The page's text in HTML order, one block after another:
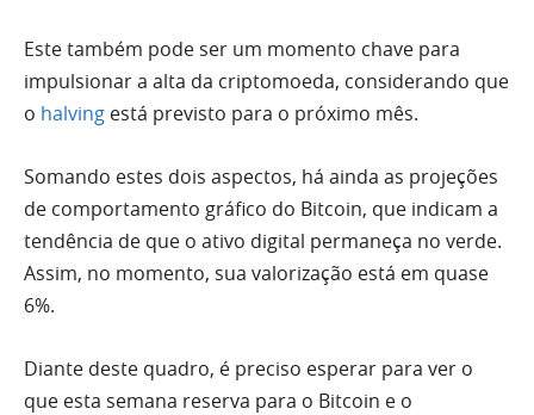
Este também pode ser um momento chave para
impulsionar a alta da criptomoeda, considerando que
o halving está previsto para o próximo mês.
Somando estes dois aspectos, há ainda as projeções
de comportamento gráfico do Bitcoin, que indicam a
tendência de que o ativo digital permaneça no verde.
Assim, no momento, sua valorização está em quase
6%.
Diante deste quadro, é preciso esperar para ver o
que esta semana reserva para o Bitcoin e o